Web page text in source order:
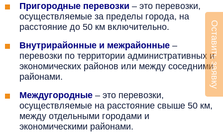
Пригородные перевозки – это перевозки,
осуществляемые за пределы города, на
расстояние до 50 км включительно.
Внутрирайонные и межрайонные –
перевозки по территории административных и
экономических районов или между соседними
районами.
Междугородные – это перевозки,
осуществляемые на расстояние свыше 50 км,
между отдельными городами и
экономическими районами.
Оставить заявку